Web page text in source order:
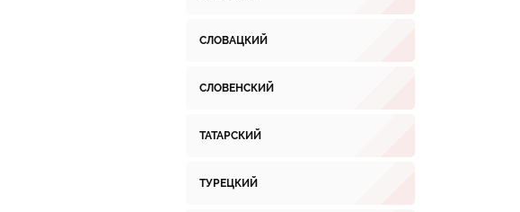
СЛОВАЦКИЙ
СЛОВЕНСКИЙ
ТАТАРСКИЙ
ТУРЕЦКИЙ